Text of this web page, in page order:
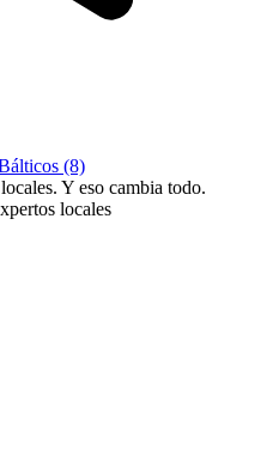
(8)
locales. Y eso cambia todo.
locales